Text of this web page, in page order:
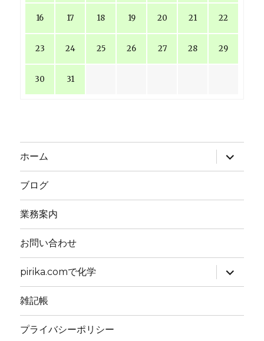
16 17 18 19 20 21 22
23 24 25 26 27 28 29
30 31
ホーム
サ
ブ
メ
ー
開
ブログ
業務案内
お問い合わせ
pirika.comで化学
サ
ブ
メ
ー
雑記帳
プライバシーポリシー